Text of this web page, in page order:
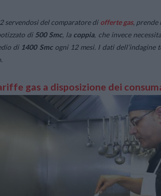
servendosi del comparatore di offerte gas, prende
di 500 Smc, la coppia, che invece
di 1400 Smcogni 12 mesi. I dati dell’indagine
gas a disposizione dei